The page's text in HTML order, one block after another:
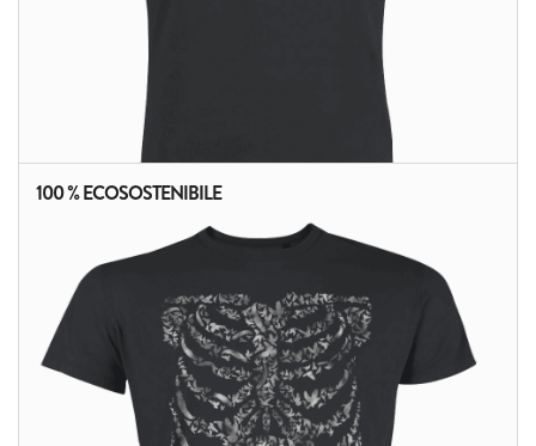
ALTRI PRODOTTI:
100 % ECOSOSTENIBILE